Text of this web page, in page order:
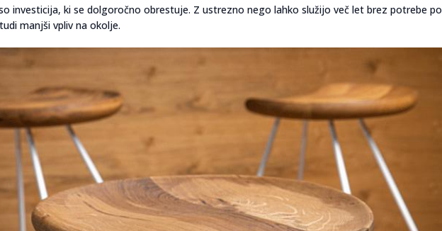
investicija, ki se dolgoročno obrestuje. Z ustrezno nego lahko služijo več let brez potrebe po
manjši vpliv na okolje.